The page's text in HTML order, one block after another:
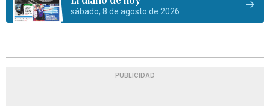
sábado, 8 de agosto de 2026
PUBLICIDAD